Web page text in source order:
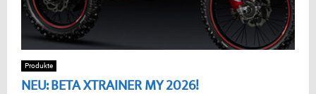
Produkte
NEU: BETA XTRAINER MY 2026!